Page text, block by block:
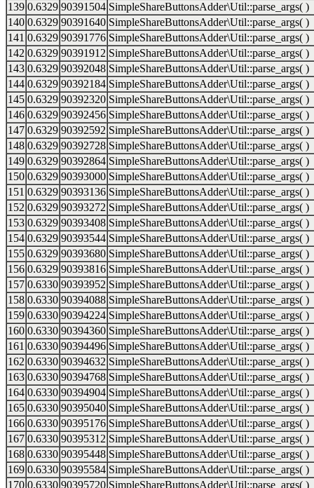
139 0.6329 90391504 SimpleShareButtonsAdder\Util::parse_args( )
140 0.6329 90391640 SimpleShareButtonsAdder\Util::parse_args( )
141 0.6329 90391776 SimpleShareButtonsAdder\Util::parse_args( )
142 0.6329 90391912 SimpleShareButtonsAdder\Util::parse_args( )
143 0.6329 90392048 SimpleShareButtonsAdder\Util::parse_args( )
144 0.6329 90392184 SimpleShareButtonsAdder\Util::parse_args( )
145 0.6329 90392320 SimpleShareButtonsAdder\Util::parse_args( )
146 0.6329 90392456 SimpleShareButtonsAdder\Util::parse_args( )
147 0.6329 90392592 SimpleShareButtonsAdder\Util::parse_args( )
148 0.6329 90392728 SimpleShareButtonsAdder\Util::parse_args( )
149 0.6329 90392864 SimpleShareButtonsAdder\Util::parse_args( )
150 0.6329 90393000 SimpleShareButtonsAdder\Util::parse_args( )
151 0.6329 90393136 SimpleShareButtonsAdder\Util::parse_args( )
152 0.6329 90393272 SimpleShareButtonsAdder\Util::parse_args( )
153 0.6329 90393408 SimpleShareButtonsAdder\Util::parse_args( )
154 0.6329 90393544 SimpleShareButtonsAdder\Util::parse_args( )
155 0.6329 90393680 SimpleShareButtonsAdder\Util::parse_args( )
156 0.6329 90393816 SimpleShareButtonsAdder\Util::parse_args( )
157 0.6330 90393952 SimpleShareButtonsAdder\Util::parse_args( )
158 0.6330 90394088 SimpleShareButtonsAdder\Util::parse_args( )
159 0.6330 90394224 SimpleShareButtonsAdder\Util::parse_args( )
160 0.6330 90394360 SimpleShareButtonsAdder\Util::parse_args( )
161 0.6330 90394496 SimpleShareButtonsAdder\Util::parse_args( )
162 0.6330 90394632 SimpleShareButtonsAdder\Util::parse_args( )
163 0.6330 90394768 SimpleShareButtonsAdder\Util::parse_args( )
164 0.6330 90394904 SimpleShareButtonsAdder\Util::parse_args( )
165 0.6330 90395040 SimpleShareButtonsAdder\Util::parse_args( )
166 0.6330 90395176 SimpleShareButtonsAdder\Util::parse_args( )
167 0.6330 90395312 SimpleShareButtonsAdder\Util::parse_args( )
168 0.6330 90395448 SimpleShareButtonsAdder\Util::parse_args( )
169 0.6330 90395584 SimpleShareButtonsAdder\Util::parse_args( )
170 0.6330 90395720 SimpleShareButtonsAdder\Util::parse_args( )